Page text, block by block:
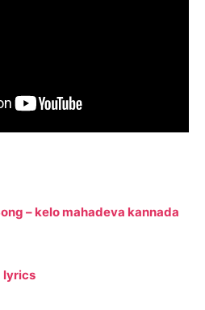
– kelo mahadeva kannada
lyrics